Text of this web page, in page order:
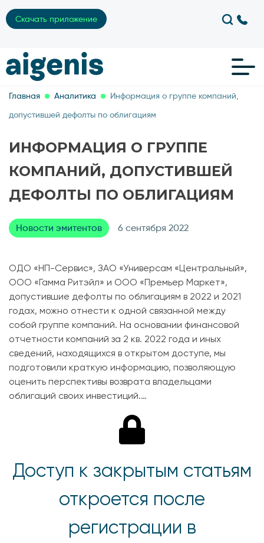
Скачать приложение
Главная Аналитика
Информация о группе компаний,
допустившей дефолты по облигациям
ИНФОРМАЦИЯ О ГРУППЕ
КОМПАНИЙ, ДОПУСТИВШЕЙ
ДЕФОЛТЫ ПО ОБЛИГАЦИЯМ
Новости эмитентов 6 сентября 2022
ОДО «НП-Сервис», ЗАО «Универсам «Центральный»,
ООО «Гамма Ритэйл» и ООО «Премьер Маркет»,
допустившие дефолты по облигациям в 2022 и 2021
годах, можно отнести к одной связанной между
собой группе компаний. На основании финансовой
отчетности компаний за 2 кв. 2022 года и иных
сведений, находящихся в открытом доступе, мы
подготовили краткую информацию, позволяющую
оценить перспективы возврата владельцами
облигаций своих инвестиций.…
Доступ к закрытым статьям
откроется после
регистрации в